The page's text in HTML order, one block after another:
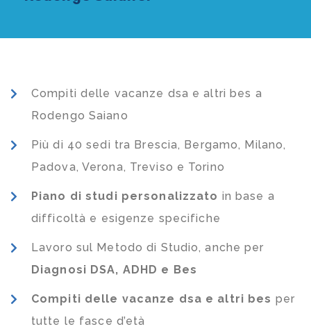
Compiti delle vacanze dsa e altri bes a
Rodengo Saiano
Più di 40 sedi tra Brescia, Bergamo, Milano,
Padova, Verona, Treviso e Torino
Piano di studi personalizzato in base a
difficoltà e esigenze specifiche
Lavoro sul Metodo di Studio, anche per
Diagnosi DSA, ADHD e Bes
Compiti delle vacanze dsa e altri bes per
tutte le fasce d’età